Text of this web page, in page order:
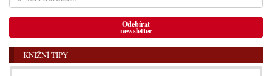
Odebírat
newsletter
KNIŽNÍ TIPY